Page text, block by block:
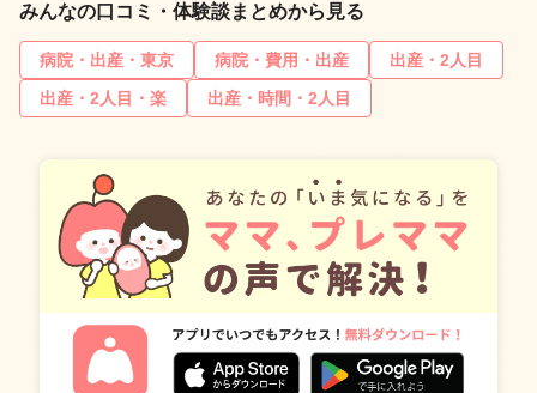
みんなの口コミ・体験談まとめから見る
病院・出産・東京 病院・費用・出産
出産・2人目
出産・2人目・楽
出産・時間・2人目